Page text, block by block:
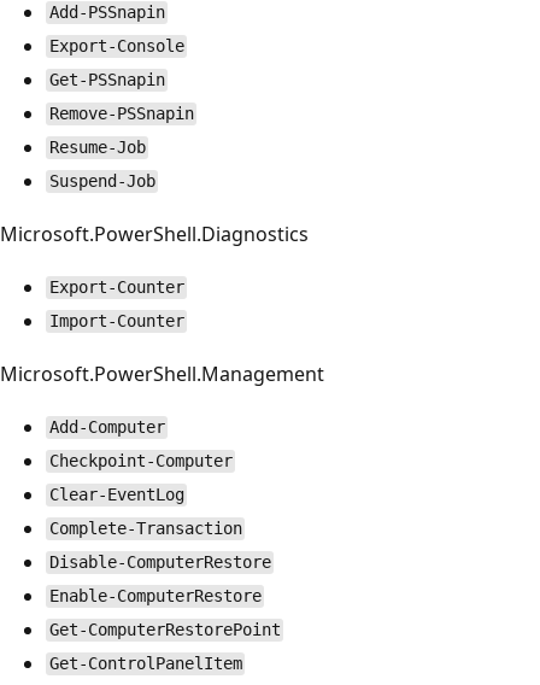
Add-PSSnapin
Export-Console
Get-PSSnapin
Remove-PSSnapin
Resume-Job
Suspend-Job
Microsoft.PowerShell.Diagnostics
Export-Counter
Import-Counter
Microsoft.PowerShell.Management
Add-Computer
Checkpoint-Computer
Clear-EventLog
Complete-Transaction
Disable-ComputerRestore
Enable-ComputerRestore
Get-ComputerRestorePoint
Get-ControlPanelItem